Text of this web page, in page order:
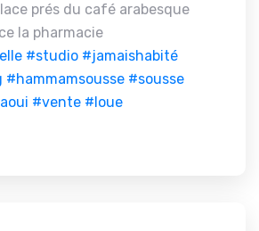
prés du café arabesque
la pharmacie
#studio #jamaishabité
#hammamsousse #sousse
#vente #loue